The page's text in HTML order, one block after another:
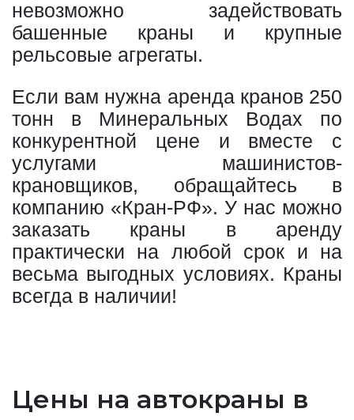
невозможно задействовать
башенные краны и крупные
рельсовые агрегаты.
Если вам нужна аренда кранов 250
тонн в Минеральных Водах по
конкурентной цене и вместе с
услугами машинистов-
крановщиков, обращайтесь в
компанию «Кран-РФ». У нас можно
заказать краны в аренду
практически на любой срок и на
весьма выгодных условиях. Краны
всегда в наличии!
Цены на автокраны в